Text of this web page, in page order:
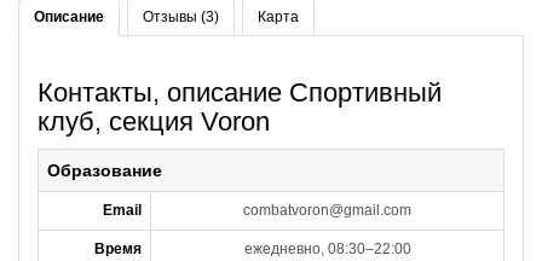
Описание Отзывы (3) Карта
Контакты, описание Спортивный
клуб, секция Voron
Образование
Email combatvoron@gmail.com
Время
ежедневно, 08:30–22:00